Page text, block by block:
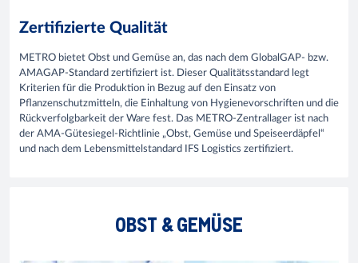
Zertifizierte Qualität
METRO bietet Obst und Gemüse an, das nach dem GlobalGAP- bzw.
AMAGAP-Standard zertifiziert ist. Dieser Qualitätsstandard legt
Kriterien für die Produktion in Bezug auf den Einsatz von
Pflanzenschutzmitteln, die Einhaltung von Hygienevorschriften und die
Rückverfolgbarkeit der Ware fest. Das METRO-Zentrallager ist nach
der AMA-Gütesiegel-Richtlinie „Obst, Gemüse und Speiseerdäpfel“
und nach dem Lebensmittelstandard IFS Logistics zertifiziert.
OBST & GEMÜSE